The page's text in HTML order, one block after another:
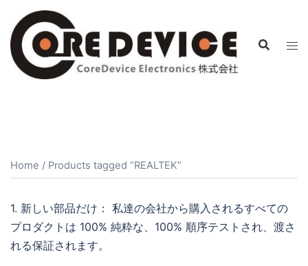
Home / Products tagged “REALTEK”
1. 新しい部品だけ： 私達の会社から購入されるすべての
プロダクトは 100% 純粋な、100% 順序テストされ、渡さ
れる保証されます。